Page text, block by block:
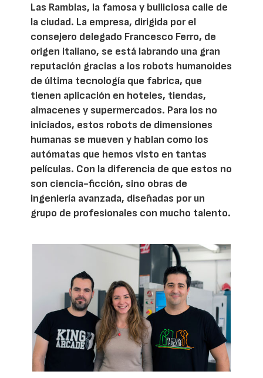
Las Ramblas, la famosa y bulliciosa calle de
la ciudad. La empresa, dirigida por el
consejero delegado Francesco Ferro, de
origen italiano, se está labrando una gran
reputación gracias a los robots humanoides
de última tecnología que fabrica, que
tienen aplicación en hoteles, tiendas,
almacenes y supermercados. Para los no
iniciados, estos robots de dimensiones
humanas se mueven y hablan como los
autómatas que hemos visto en tantas
películas. Con la diferencia de que estos no
son ciencia-ficción, sino obras de
ingeniería avanzada, diseñadas por un
grupo de profesionales con mucho talento.